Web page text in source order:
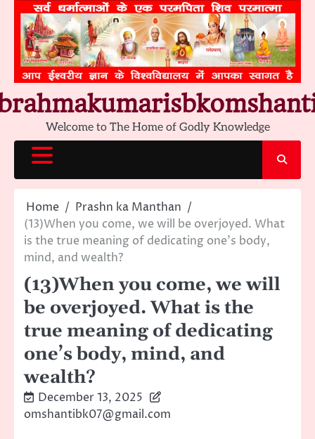
content
Welcome to The Home of Godly Knowledge
Home
Prashn ka Manthan
(13)When you come, we will be overjoyed. What
is the true meaning of dedicating one’s body,
mind, and wealth?
(13)When you come, we will
be overjoyed. What is the
true meaning of dedicating
one’s body, mind, and
wealth?
December 13, 2025
omshantibk07@gmail.com